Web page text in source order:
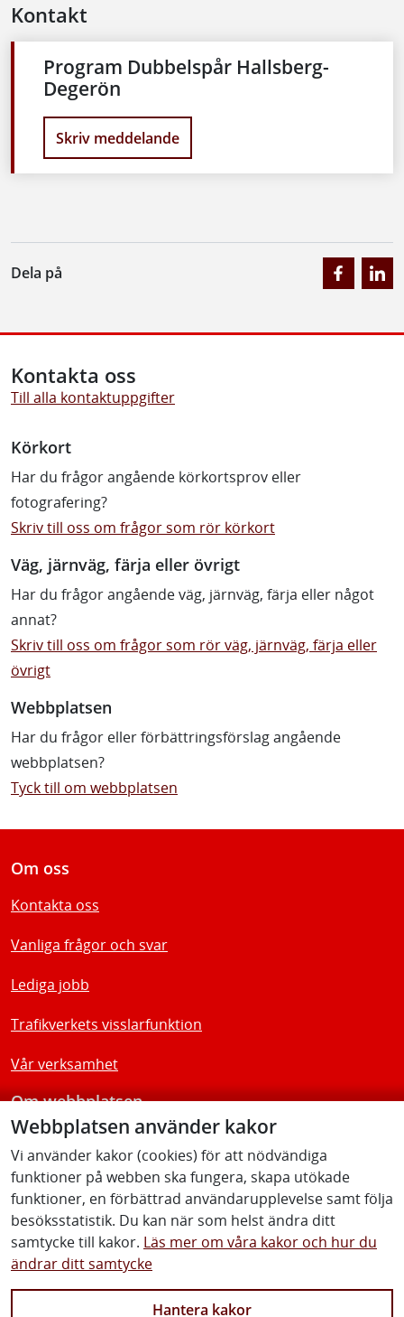
Kontakt
Program Dubbelspår Hallsberg-
Degerön
Skriv meddelande
Dela på
Webbplatsen använder kakor
Vi använder kakor (cookies) för att nödvändiga
funktioner på webben ska fungera, skapa utökade
funktioner, en förbättrad användarupplevelse samt följa
besöksstatistik. Du kan när som helst ändra ditt
samtycke till kakor. Läs mer om våra kakor och hur du
ändrar ditt samtycke
Hantera kakor
Kontakta oss
Till alla kontaktuppgifter
Körkort
Har du frågor angående körkortsprov eller
fotografering?
Skriv till oss om frågor som rör körkort
Väg, järnväg, färja eller övrigt
Har du frågor angående väg, järnväg, färja eller något
annat?
Skriv till oss om frågor som rör väg, järnväg, färja eller
övrigt
Webbplatsen
Har du frågor eller förbättringsförslag angående
webbplatsen?
Tyck till om webbplatsen
Om oss
Kontakta oss
Vanliga frågor och svar
Lediga jobb
Trafikverkets visslarfunktion
Vår verksamhet
Om webbplatsen
Tillgänglighetsredogörelse
Följ oss
Facebook Youtube